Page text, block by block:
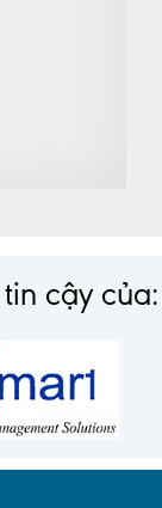
cậy của: